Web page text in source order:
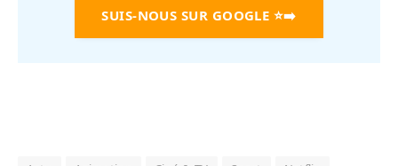
SUIS-NOUS SUR GOOGLE ⭐➡️